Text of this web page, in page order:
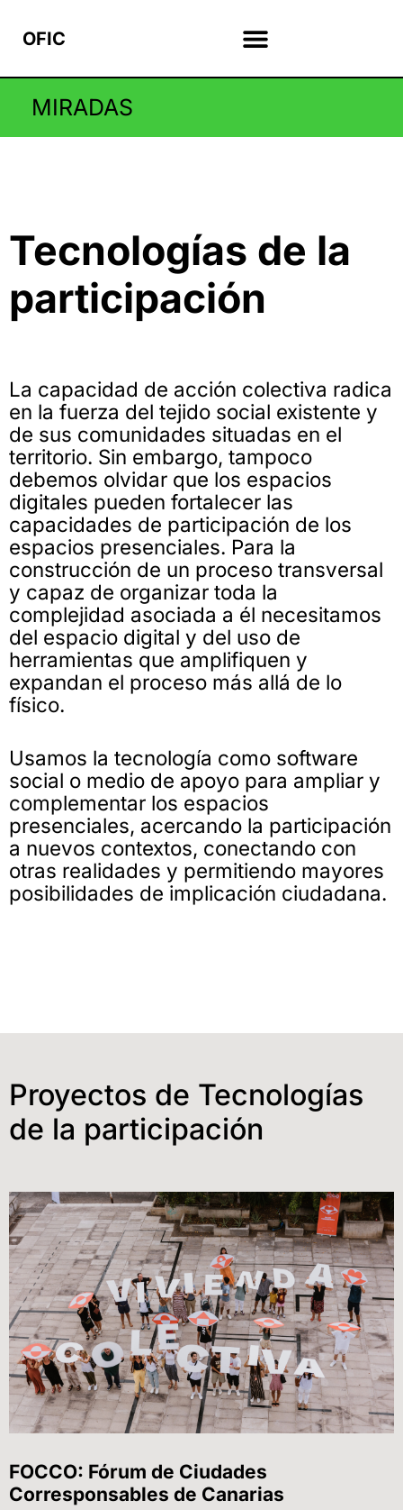
OFIC
MIRADAS
Tecnologías de la
participación
La capacidad de acción colectiva radica
en la fuerza del tejido social existente y
de sus comunidades situadas en el
territorio. Sin embargo, tampoco
debemos olvidar que los espacios
digitales pueden fortalecer las
capacidades de participación de los
espacios presenciales. Para la
construcción de un proceso transversal
y capaz de organizar toda la
complejidad asociada a él necesitamos
del espacio digital y del uso de
herramientas que amplifiquen y
expandan el proceso más allá de lo
físico.
Usamos la tecnología como software
social o medio de apoyo para ampliar y
complementar los espacios
presenciales, acercando la participación
a nuevos contextos, conectando con
otras realidades y permitiendo mayores
posibilidades de implicación ciudadana.
Proyectos de Tecnologías
de la participación
FOCCO: Fórum de Ciudades
Corresponsables de Canarias